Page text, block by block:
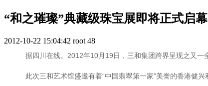
“和之璀璨”典藏级珠宝展即将正式启幕
2012-10-22 15:04:42 root 48
据四川在线。2012年10月19日，三和集团跨界呈现之又
此次三和艺术馆盛邀有着“中国翡翠第一家”美誉的香港健